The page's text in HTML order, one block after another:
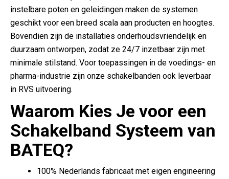
instelbare poten en geleidingen maken de systemen
geschikt voor een breed scala aan producten en hoogtes.
Bovendien zijn de installaties onderhoudsvriendelijk en
duurzaam ontworpen, zodat ze 24/7 inzetbaar zijn met
minimale stilstand. Voor toepassingen in de voedings- en
pharma-industrie zijn onze schakelbanden ook leverbaar
in RVS uitvoering.
Waarom Kies Je voor een
Schakelband Systeem van
BATEQ?
100% Nederlands fabricaat met eigen engineering